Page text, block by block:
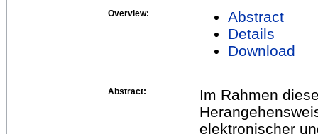
Overview:
Abstract
Details
Download
Abstract:
Im Rahmen
elektronischer